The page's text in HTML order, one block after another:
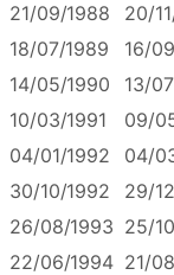
21/09/1988
20/
18/07/1989
16/
14/05/1990
13/
10/03/1991
09/
04/01/1992
04/
30/10/1992
29/
26/08/1993 25/
22/06/1994 21/